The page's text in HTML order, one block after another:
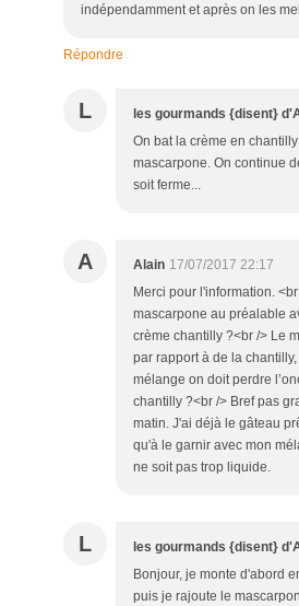
indépendamment et après on les
Répondre
L les gourmands {disent}
On bat la crème en
mascarpone. On continue
soit ferme...
A Alain 17/07/2017 22:17
Merci pour l'information.
mascarpone au préalable
crème chantilly ?<br /> Le
par rapport à de la
mélange on doit perdre
chantilly ?<br /> Bref pas
matin. J'ai déjà le gâteau
qu'à le garnir avec mon
ne soit pas trop liquide.
L les gourmands {disent}
Bonjour, je monte d'abord
puis je rajoute le